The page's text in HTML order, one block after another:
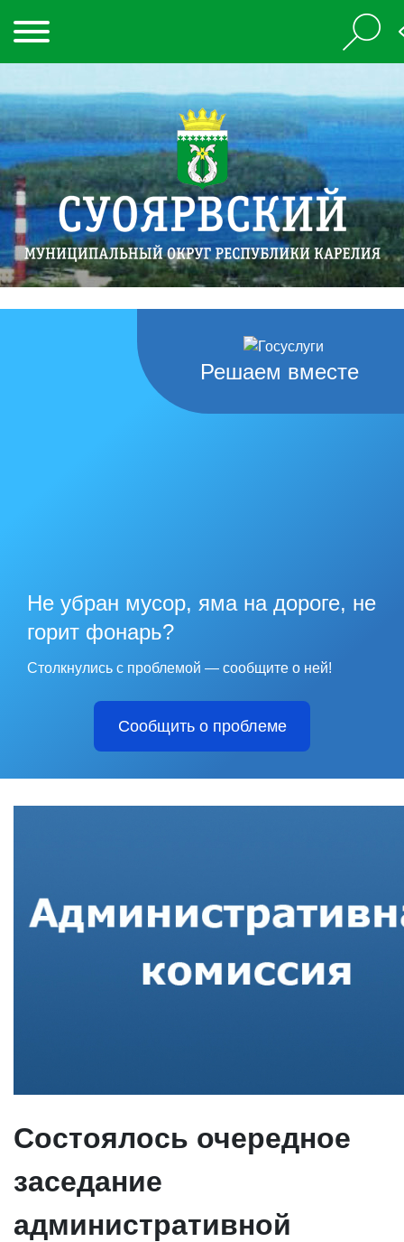
Решаем вместе
Не убран мусор, яма на дороге, не
горит фонарь?
Столкнулись с проблемой — сообщите о ней!
Сообщить о проблеме
Состоялось очередное
заседание
административной